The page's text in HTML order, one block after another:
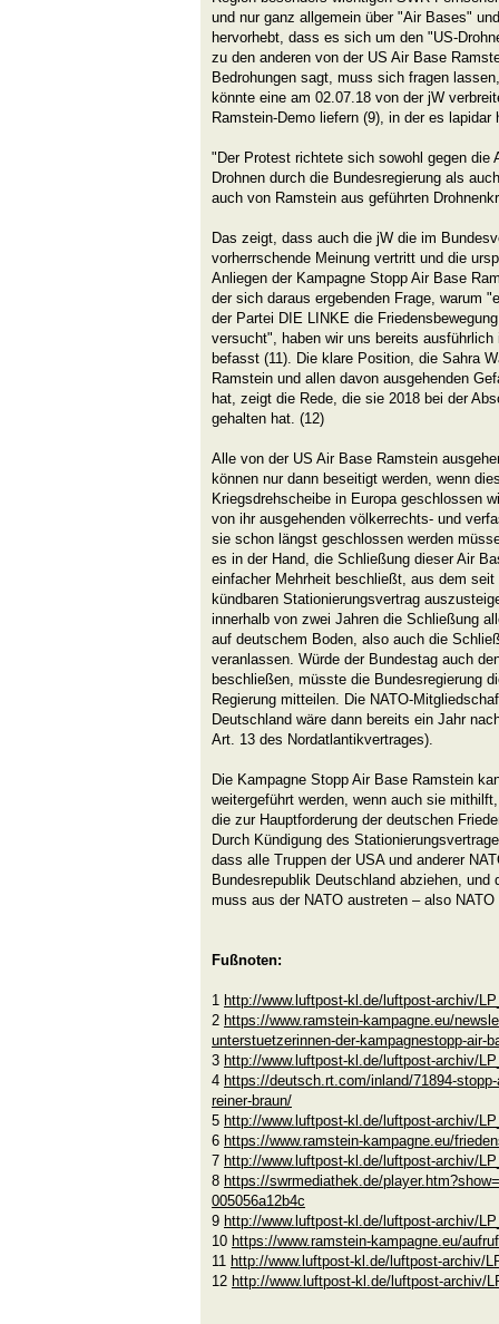
und nur ganz allgemein über "Air Bases"
hervorhebt, dass es sich um den "US-
zu den anderen von der US Air Base
Bedrohungen sagt, muss sich fragen
könnte eine am 02.07.18 von der jW
Ramstein-Demo liefern (9), in der es lapidar
"Der Protest richtete sich sowohl gegen die
Drohnen durch die Bundesregierung als
auch von Ramstein aus geführten
Das zeigt, dass auch die jW die im
vorherrschende Meinung vertritt und die
Anliegen der Kampagne Stopp Air Base
der sich daraus ergebenden Frage, warum
der Partei DIE LINKE die
versucht", haben wir uns bereits
befasst (11). Die klare Position, die Sahra
Ramstein und allen davon ausgehenden
hat, zeigt die Rede, die sie 2018 bei der
gehalten hat. (12)
Alle von der US Air Base Ramstein
können nur dann beseitigt werden, wenn
Kriegsdrehscheibe in Europa geschlossen
von ihr ausgehenden völkerrechts- und
sie schon längst geschlossen werden
es in der Hand, die Schließung dieser Air
einfacher Mehrheit beschließt, aus dem seit
kündbaren Stationierungsvertrag
innerhalb von zwei Jahren die Schließung
auf deutschem Boden, also auch die
veranlassen. Würde der Bundestag auch
beschließen, müsste die Bundesregierung
Regierung mitteilen. Die NATO-
Deutschland wäre dann bereits ein Jahr
Art. 13 des Nordatlantikvertrages).
Die Kampagne Stopp Air Base Ramstein
weitergeführt werden, wenn auch sie
die zur Hauptforderung der deutschen
Durch Kündigung des
dass alle Truppen der USA und anderer
Bundesrepublik Deutschland abziehen, und
muss aus der NATO austreten – also
Fußnoten:
1 http://www.luftpost-kl.de/luftpost-archiv/
2 https://www.ramstein-kampagne.eu/
unterstuetzerinnen-der-kampagnestopp-air-
3 http://www.luftpost-kl.de/luftpost-archiv/
4 https://deutsch.rt.com/inland/71894-
reiner-braun/
5 http://www.luftpost-kl.de/luftpost-archiv/
6 https://www.ramstein-kampagne.eu/
7 http://www.luftpost-kl.de/luftpost-archiv/
8 https://swrmediathek.de/
005056a12b4c
9 http://www.luftpost-kl.de/luftpost-archiv/
10 https://www.ramstein-kampagne.eu/
11 http://www.luftpost-kl.de/luftpost-archiv/
12 http://www.luftpost-kl.de/luftpost-archiv/